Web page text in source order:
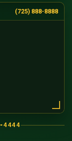
(725) 888-8888